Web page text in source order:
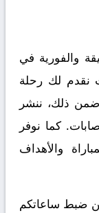
والفورية في
نقدم لك رحلة
ذلك، ننشر
كما نوفر
والأهداف
من ضبط ساعاتكم